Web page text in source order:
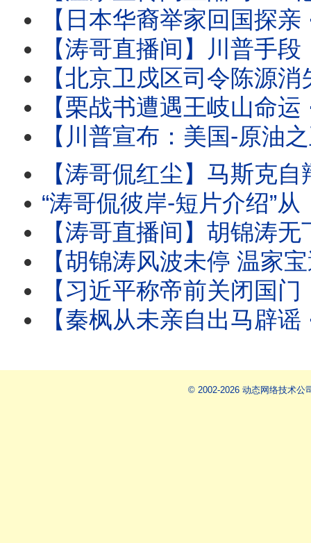
【日本华裔举家回国探亲 ⋯ 离境登机时被抓！】信不
【涛哥直播间】川普手段：再次撤回对伊朗
【北京卫戍区司令陈源消失 ⋯ 胡温传闻骤起！】受命于蔡奇 保护习
【栗战书遭遇王岐山命运 ⋯ 习近平曾庆红联手：称帝必
【川普宣布：美国-原油之王 】炸烂对手与停火等待
【涛哥侃红尘】马斯克自辩：心无怨恨 伤
“涛哥侃彼岸-短片介绍”从《本能》翘腿女神到1%生死危
【涛哥直播间】胡锦涛无下文 ⋯ 习近平钓鱼可能有多大？
【胡锦涛风波未停 温家宝遭满门抄斩！】习近平联手曾庆
【习近平称帝前关闭国门：进出境新规！】中共国
【秦枫从未亲自出马辟谣 ⋯ 辟谣论皆假借他人之手！ 】更传秦枫帐号被
© 2002-2026 动态网络技术公